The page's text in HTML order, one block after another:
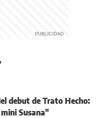
debut de Trato Hecho:
Susana"